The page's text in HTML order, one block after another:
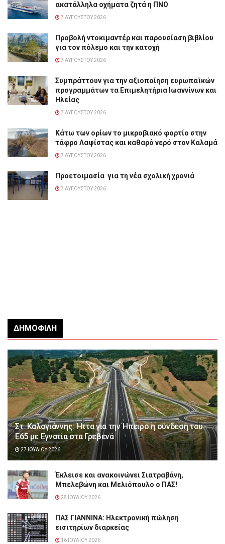
ακατάλληλα οχήματα ζητά η ΠΝΟ
7 ΑΥΓΟΎΣΤΟΥ 2026
Προβολή ντοκιμαντέρ και παρουσίαση βιβλίου
για τον πόλεμο και την κατοχή
7 ΑΥΓΟΎΣΤΟΥ 2026
Συμπράττουν για την αξιοποίηση ευρωπαϊκών
προγραμμάτων τα Επιμελητήρια Ιωαννίνων και
Ηλείας
7 ΑΥΓΟΎΣΤΟΥ 2026
Κάτω των ορίων το μικροβιακό φορτίο στην
τάφρο Λαψίστας και καθαρό νερό στον Καλαμά
7 ΑΥΓΟΎΣΤΟΥ 2026
Προετοιμασία για τη νέα σχολική χρονιά
7 ΑΥΓΟΎΣΤΟΥ 2026
ΔΗΜΟΦΙΛΉ
Στ. Καλογιάννης: Ήττα για την Ήπειρο η σύνδεση του
Ε65 με Εγνατία στα Γρεβενά
27 ΙΟΥΛΊΟΥ 2026
Έκλεισε και ανακοινώνει Σιατραβάνη,
Μπελεβώνη και Μελιόπουλο ο ΠΑΣ!
28 ΙΟΥΛΊΟΥ 2026
ΠΑΣ ΓΙΑΝΝΙΝΑ: Hλεκτρονική πώληση
εισιτηρίων διαρκείας
16 ΙΟΥΛΊΟΥ 2026